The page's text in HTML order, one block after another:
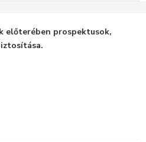
előterében prospektusok,